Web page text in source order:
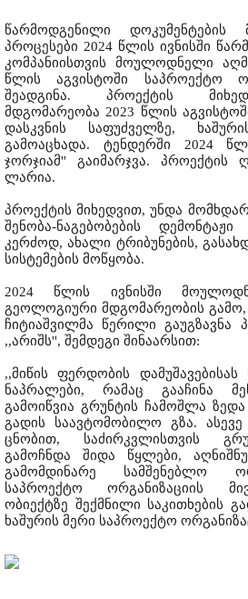
წარმოდგენილი დოკუმენტების
პროცესები 2024 წლის ივნისში
კომპანიისთვის მოულოდნელი
წლის აგვისტოში საპროექტო
შეადგინა. პროექტის
მდგომარეობა 2023 წლის
დასკვნის საფუძველზე,
გამოაცხადა. ტენდერში 2024
ჯორჯიამ'' გაიმარჯვა. პროექტის
ლარია.
პროექტის მიხედვით, უნდა
შენობა-ნაგებობების
კერძოდ, ახალი ტრიბუნების,
სისტემების მოწყობა.
2024 წლის ივნისში
გეოლოგიური მდგომარეობის გამო,
ჩიტიაშვილმა წერილი გაუგზავნა
,,არიშს'', შემდეგი შინაარსით:
,,მიწის ფერდობის დამუშავებისას
ნაპრალები, რამაც გააჩინა
გამოიწვია გრუნტის ჩამოშლა
გადის საავტომობილო გზა. ასევე
ცნობით, საძირკვლისთვის
გამოჩნდა შიდა წყლები,
გამომდინარე სამშენებლო
საპროექტო ორგანიზაციის
ობიექტზე შექმნილი საკითხების
ხაშურის მერი საპროექტო